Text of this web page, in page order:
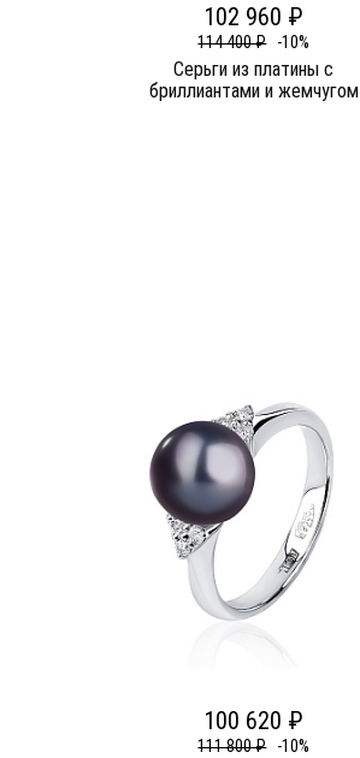
102 960 ₽
114 400 ₽ -10%
Серьги из платины c
бриллиантами и жемчугом
100 620 ₽
111 800 ₽ -10%